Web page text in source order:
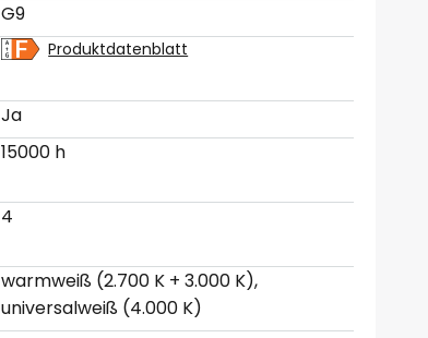
G9
Produktdatenblatt
Ja
15000 h
4
warmweiß (2.700 K + 3.000 K),
universalweiß (4.000 K)